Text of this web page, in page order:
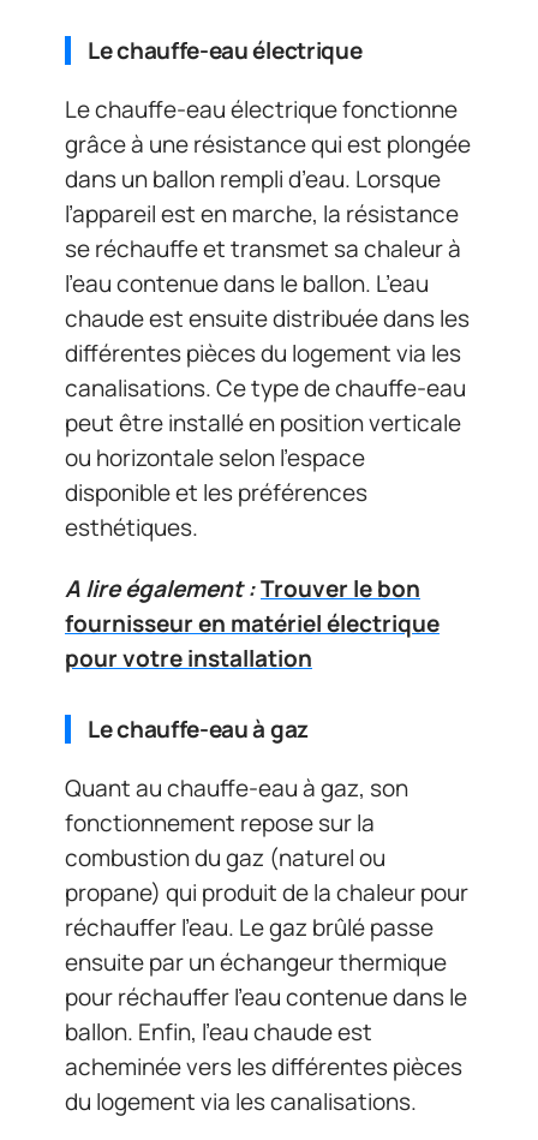
Le chauffe-eau électrique
Le chauffe-eau électrique fonctionne
grâce à une résistance qui est plongée
dans un ballon rempli d’eau. Lorsque
l’appareil est en marche, la résistance
se réchauffe et transmet sa chaleur à
l’eau contenue dans le ballon. L’eau
chaude est ensuite distribuée dans les
différentes pièces du logement via les
canalisations. Ce type de chauffe-eau
peut être installé en position verticale
ou horizontale selon l’espace
disponible et les préférences
esthétiques.
A lire également :Trouver le bon
fournisseur en matériel électrique
pour votre installation
Le chauffe-eau à gaz
Quant au chauffe-eau à gaz, son
fonctionnement repose sur la
combustion du gaz (naturel ou
propane) qui produit de la chaleur pour
réchauffer l’eau. Le gaz brûlé passe
ensuite par un échangeur thermique
pour réchauffer l’eau contenue dans le
ballon. Enfin, l’eau chaude est
acheminée vers les différentes pièces
du logement via les canalisations.